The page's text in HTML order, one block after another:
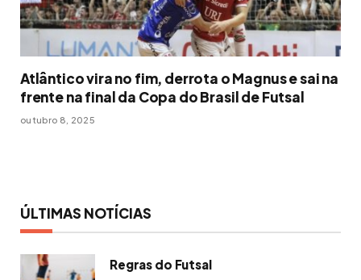
Atlântico vira no fim, derrota o Magnus e sai na
frente na final da Copa do Brasil de Futsal
outubro 8, 2025
ÚLTIMAS NOTÍCIAS
Regras do Futsal